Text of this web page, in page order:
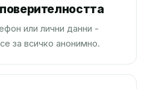
или лични данни -
за всичко анонимно.